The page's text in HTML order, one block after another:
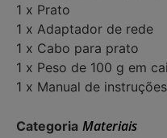
1 x Prato
1 x Adaptador de rede
1 x Cabo para prato
1 x Peso de 100 g em
1 x Manual de instruções
Categoria Materiais